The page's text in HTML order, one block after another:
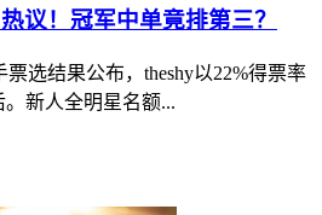
议！冠军中单竟排第三？
票选结果公布，theshy以22%得票率
新人全明星名额...